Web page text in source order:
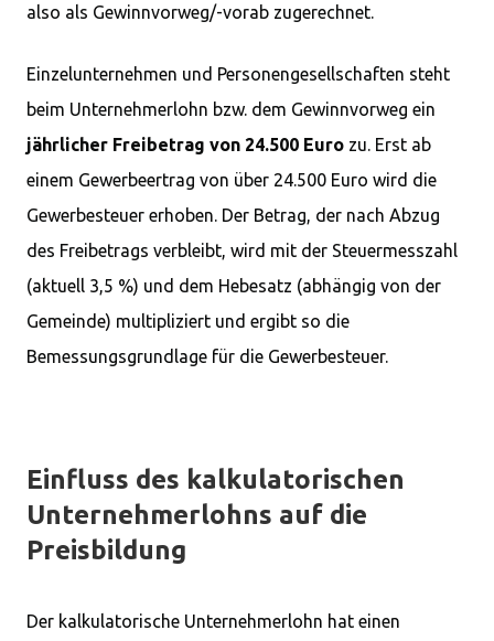
also als Gewinnvorweg/-vorab zugerechnet.
Einzelunternehmen und Personengesellschaften steht
beim Unternehmerlohn bzw. dem Gewinnvorweg ein
jährlicher Freibetrag von 24.500 Euro zu. Erst ab
einem Gewerbeertrag von über 24.500 Euro wird die
Gewerbesteuer erhoben. Der Betrag, der nach Abzug
des Freibetrags verbleibt, wird mit der Steuermesszahl
(aktuell 3,5 %) und dem Hebesatz (abhängig von der
Gemeinde) multipliziert und ergibt so die
Bemessungsgrundlage für die Gewerbesteuer.
Einfluss des kalkulatorischen
Unternehmerlohns auf die
Preisbildung
Der kalkulatorische Unternehmerlohn hat einen